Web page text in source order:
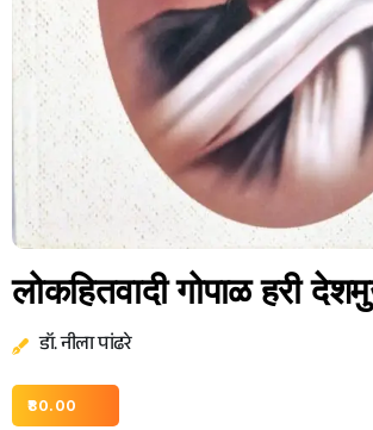
लोकहितवादी गोपाळ हरी
डॉ. नीला पांढरे
80.00